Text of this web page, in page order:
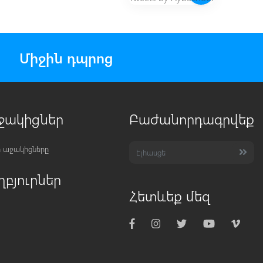
Միջին դպրոց
աջակիցները
Բաժանորդագրվեք
Հետևեք մեզ